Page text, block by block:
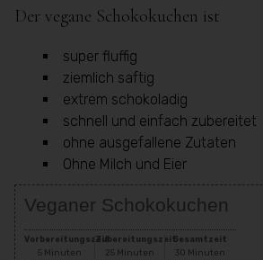
Der vegane Schokokuchen ist
super fluffig
ziemlich saftig
extrem schokoladig
schnell und einfach zubereitet
ohne ausgefallene Zutaten
Ohne Milch und Eier
Veganer Schokokuchen
Vorbereitungszeit
5 Minuten
Zubereitungszeit
25 Minuten
Gesamtzeit
30 Minuten